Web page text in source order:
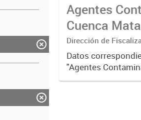
Agentes
Cuenca
Dirección de
Datos
"Agentes